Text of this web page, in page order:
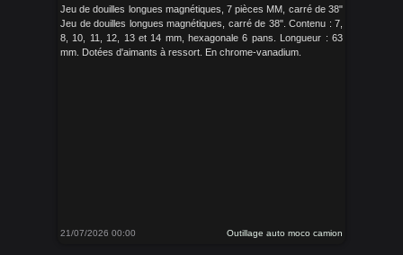
Jeu de douilles longues magnétiques, 7 pièces MM, carré de 38"
Jeu de douilles longues magnétiques, carré de 38". Contenu : 7,
8, 10, 11, 12, 13 et 14 mm, hexagonale 6 pans. Longueur : 63
mm. Dotées d'aimants à ressort. En chrome-vanadium.
21/07/2026 00:00 Outillage auto moco camion